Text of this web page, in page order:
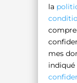
la
mes
indiqué